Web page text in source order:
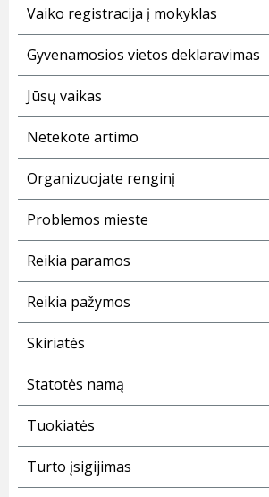
Vaiko registracija į mokyklas
Gyvenamosios vietos deklaravimas
Jūsų vaikas
Netekote artimo
Organizuojate renginį
Problemos mieste
Reikia paramos
Reikia pažymos
Skiriatės
Statotės namą
Tuokiatės
Turto įsigijimas